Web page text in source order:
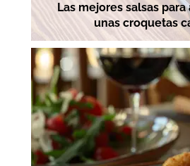
Las mejores salsas
unas croquetas